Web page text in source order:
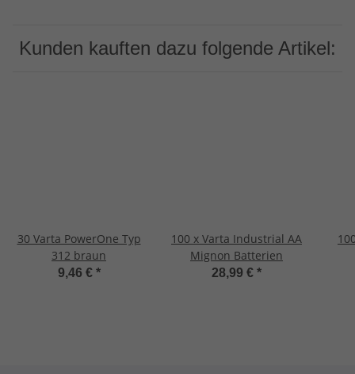
Kunden kauften dazu folgende Artikel:
30 Varta PowerOne Typ
312 braun
9,46 € *
100 x Varta Industrial AA
Mignon Batterien
28,99 € *